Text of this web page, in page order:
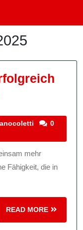
stefanocoletti
0
Fähigkeit, die in
READ MORE
READ
MORE